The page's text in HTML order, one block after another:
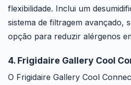
flexibilidade. Inclui um
sistema de filtragem avançado,
opção para reduzir alérgenos
4. Frigidaire Gallery Cool
O Frigidaire Gallery Cool